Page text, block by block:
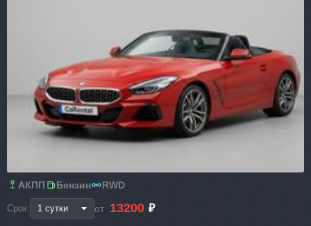
АКПП Бензин RWD
Срок: от 13200 ₽